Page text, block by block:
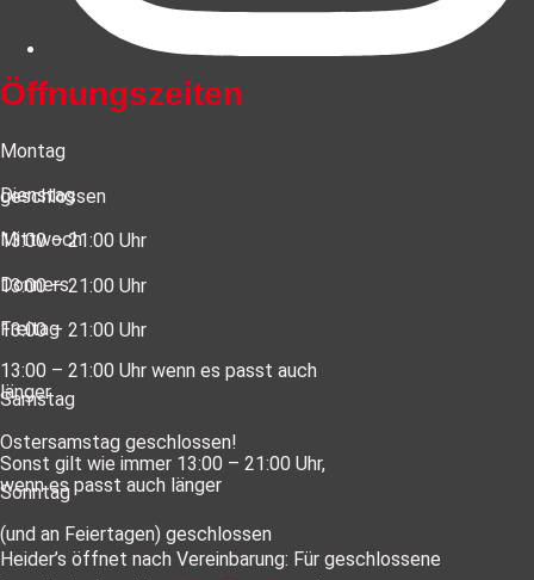
Öffnungszeiten
Montag
geschlossen
Dienstag
13:00 – 21:00 Uhr
Mittwoch
13:00 – 21:00 Uhr
Donners.
13:00 – 21:00 Uhr
Freitag
13:00 – 21:00 Uhr wenn es passt auch
länger
Samstag
Ostersamstag geschlossen!
Sonst gilt wie immer 13:00 – 21:00 Uhr,
wenn es passt auch länger
Sonntag
(und an Feiertagen) geschlossen
Heider’s öffnet nach Vereinbarung: Für geschlossene